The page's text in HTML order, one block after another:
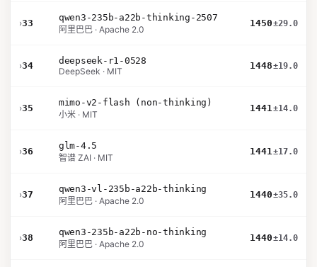
›33
qwen3-235b-a22b-thinking-2507
阿里巴巴 · Apache 2.0
1450±29.0
›34
deepseek-r1-0528
DeepSeek · MIT
1448±19.0
›35
mimo-v2-flash (non-thinking)
小米 · MIT
1441±14.0
›36
glm-4.5
智谱 ZAI · MIT
1441±17.0
›37
qwen3-vl-235b-a22b-thinking
阿里巴巴 · Apache 2.0
1440±35.0
›38
qwen3-235b-a22b-no-thinking
阿里巴巴 · Apache 2.0
1440±14.0